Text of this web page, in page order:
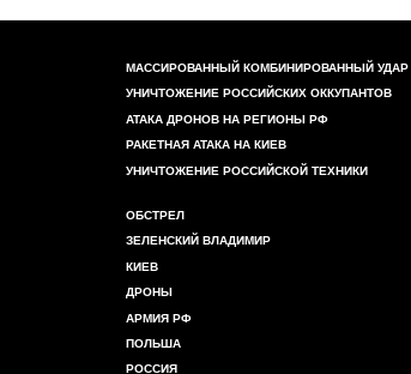
МАССИРОВАННЫЙ КОМБИНИРОВАННЫЙ УДАР
УНИЧТОЖЕНИЕ РОССИЙСКИХ ОККУПАНТОВ
АТАКА ДРОНОВ НА РЕГИОНЫ РФ
РАКЕТНАЯ АТАКА НА КИЕВ
УНИЧТОЖЕНИЕ РОССИЙСКОЙ ТЕХНИКИ
ОБСТРЕЛ
ЗЕЛЕНСКИЙ ВЛАДИМИР
КИЕВ
ДРОНЫ
АРМИЯ РФ
ПОЛЬША
РОССИЯ